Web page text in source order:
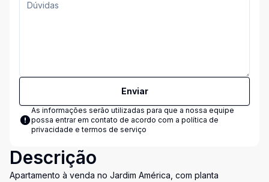
Enviar
As informações serão utilizadas para que a nossa equipe
possa entrar em contato de acordo com a política de
privacidade e termos de serviço
Descrição
Apartamento à venda no Jardim América, com planta